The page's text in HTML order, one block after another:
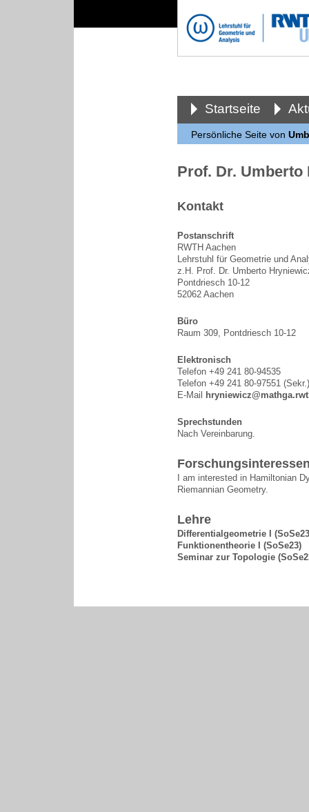
Startseite
Persönliche Seite von
Prof. Dr. Umberto
Kontakt
Postanschrift
RWTH Aachen
Lehrstuhl für Geometrie und
z.H. Prof. Dr. Umberto
Pontdriesch 10-12
52062 Aachen
Büro
Raum 309, Pontdriesch 10-12
Elektronisch
Telefon +49 241 80-94535
Telefon +49 241 80-97551 (Sekr.)
E-Mail
Sprechstunden
Nach Vereinbarung.
I am interested in Hamiltonian
Riemannian Geometry.
Lehre
Differentialgeometrie I
Funktionentheorie I (SoSe23)
Seminar zur Topologie